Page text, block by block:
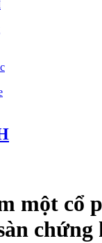
một cổ
chứng